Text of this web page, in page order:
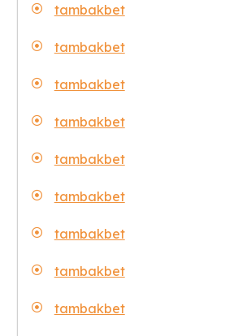
tambakbet
tambakbet
tambakbet
tambakbet
tambakbet
tambakbet
tambakbet
tambakbet
tambakbet